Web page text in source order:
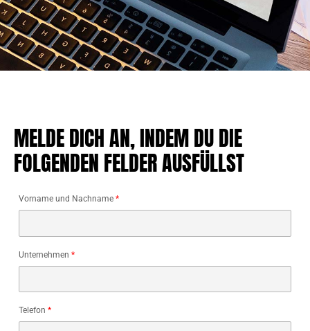
MELDE DICH AN, INDEM DU DIE
FOLGENDEN FELDER AUSFÜLLST
Vorname und Nachname *
Unternehmen *
Telefon *